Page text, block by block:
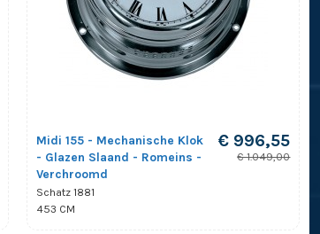
Midi 155 - Mechanische Klok
- Glazen Slaand - Romeins -
Verchroomd
Schatz 1881
453 CM
€ 996,55
€ 1.049,00